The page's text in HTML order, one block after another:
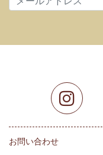
お問い合わせ